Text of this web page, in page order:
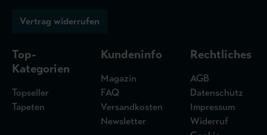
Vertrag widerrufen
Top-
Kategorien
Topseller
Tapeten
Kundeninfo
Magazin
FAQ
Versandkosten
Newsletter
Rechtliches
AGB
Datenschutz
Impressum
Widerruf